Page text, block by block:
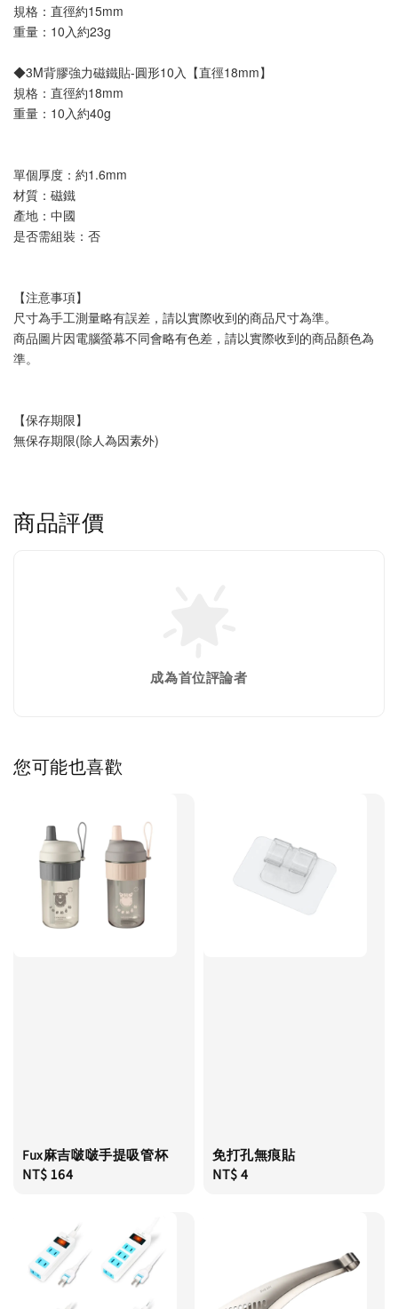
規格：直徑約15mm
重量：10入約23g
◆3M背膠強力磁鐵貼-圓形10入【直徑18mm】
規格：直徑約18mm
重量：10入約40g
單個厚度：約1.6mm
材質：磁鐵
產地：中國
是否需組裝：否
【注意事項】
尺寸為手工測量略有誤差，請以實際收到的商品尺寸為準。
商品圖片因電腦螢幕不同會略有色差，請以實際收到的商品顏色為
準。
【保存期限】
無保存期限(除人為因素外)
商品評價
成為首位評論者
您可能也喜歡
Fux麻吉啵啵手提吸管杯
Regular
NT$ 164
免打孔無痕貼
Regular
NT$ 4